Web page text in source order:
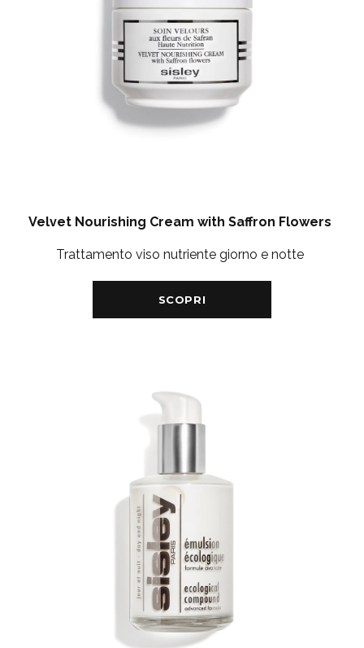
Velvet Nourishing Cream with Saffron Flowers
Trattamento viso nutriente giorno e notte
SCOPRI